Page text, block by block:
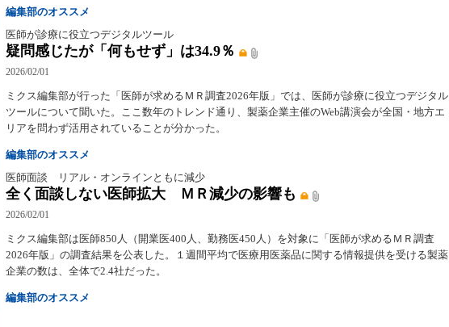
編集部のオススメ
医師が診療に役立つデジタルツール
疑問感じたが「何もせず」は34.9％
2026/02/01
ミクス編集部が行った「医師が求めるＭＲ調査2026年版」では、医師が診療に役立つデジタル
ツールについて聞いた。ここ数年のトレンド通り、製薬企業主催のWeb講演会が全国・地方エ
リアを問わず活用されていることが分かった。
編集部のオススメ
医師面談 リアル・オンラインともに減少
全く面談しない医師拡大 ＭＲ減少の影響も
2026/02/01
ミクス編集部は医師850人（開業医400人、勤務医450人）を対象に「医師が求めるＭＲ調査
2026年版」の調査結果を公表した。１週間平均で医療用医薬品に関する情報提供を受ける製薬
企業の数は、全体で2.4社だった。
編集部のオススメ